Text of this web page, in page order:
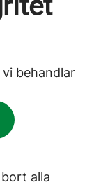
behandlar
alla